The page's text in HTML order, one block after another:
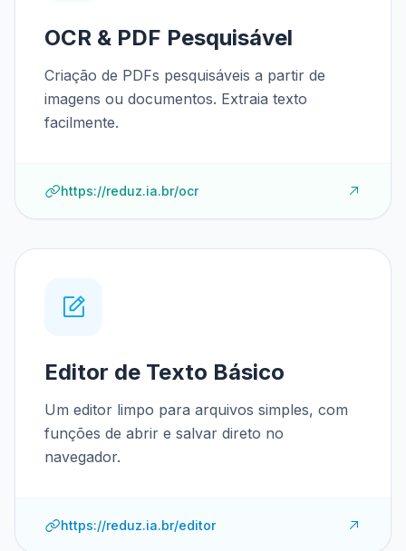
OCR & PDF Pesquisável
Criação de PDFs pesquisáveis a partir de
imagens ou documentos. Extraia texto
facilmente.
https://reduz.ia.br/ocr
Editor de Texto Básico
Um editor limpo para arquivos simples, com
funções de abrir e salvar direto no
navegador.
https://reduz.ia.br/editor